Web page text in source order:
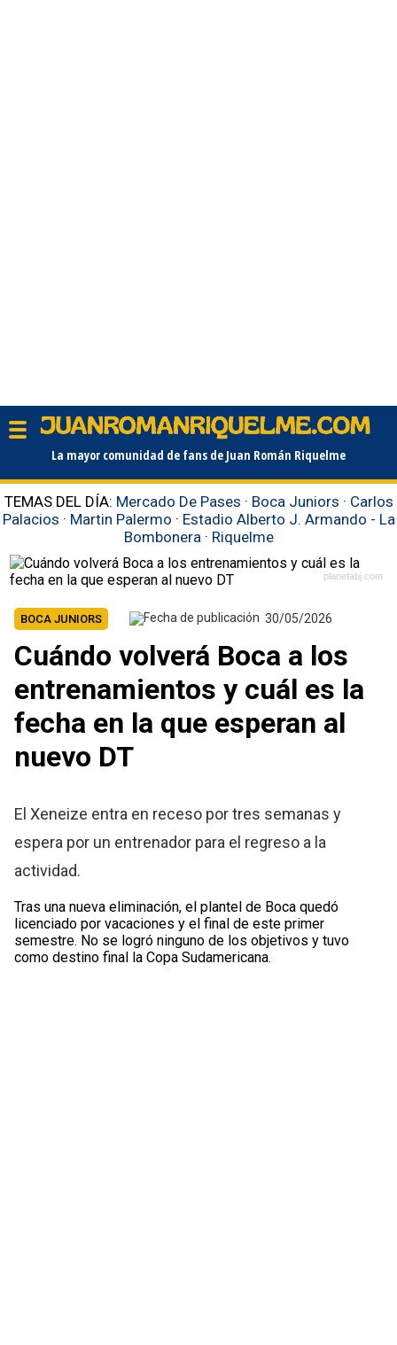
La mayor comunidad de fans de Juan Román Riquelme
TEMAS DEL DÍA: Mercado De Pases · Boca Juniors · Carlos
Palacios · Martin Palermo · Estadio Alberto J. Armando - La
Bombonera · Riquelme
planetabj.com
BOCA JUNIORS 30/05/2026
Cuándo volverá Boca a los
entrenamientos y cuál es la
fecha en la que esperan al
nuevo DT
El Xeneize entra en receso por tres semanas y
espera por un entrenador para el regreso a la
actividad.
Tras una nueva eliminación, el plantel de Boca quedó
licenciado por vacaciones y el final de este primer
semestre. No se logró ninguno de los objetivos y tuvo
como destino final la Copa Sudamericana.